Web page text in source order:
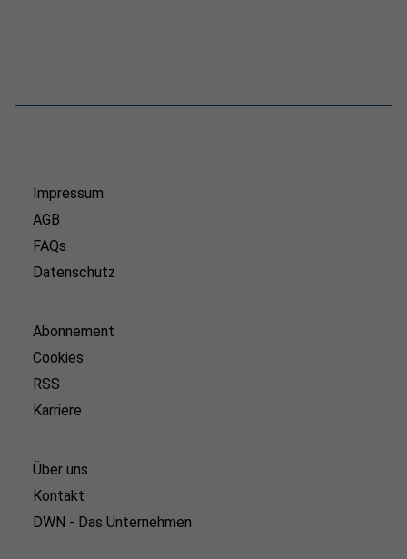
Impressum
AGB
FAQs
Datenschutz
Abonnement
Cookies
RSS
Karriere
Über uns
Kontakt
DWN - Das Unternehmen